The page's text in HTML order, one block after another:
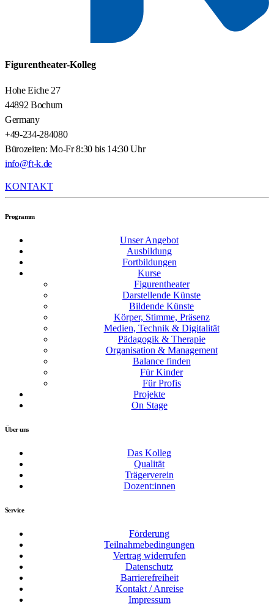
Figurentheater-Kolleg
Hohe Eiche 27
44892 Bochum
Germany
+49-234-284080
Bürozeiten: Mo-Fr 8:30 bis 14:30 Uhr
info@ft-k.de
KONTAKT
Programm
Unser Angebot
Ausbildung
Fortbildungen
Kurse
Figurentheater
Darstellende Künste
Bildende Künste
Körper, Stimme, Präsenz
Medien, Technik & Digitalität
Pädagogik & Therapie
Organisation & Management
Balance finden
Für Kinder
Für Profis
Projekte
On Stage
Über uns
Das Kolleg
Qualität
Trägerverein
Dozent:innen
Service
Förderung
Teilnahmebedingungen
Vertrag widerrufen
Datenschutz
Barrierefreiheit
Kontakt / Anreise
Impressum